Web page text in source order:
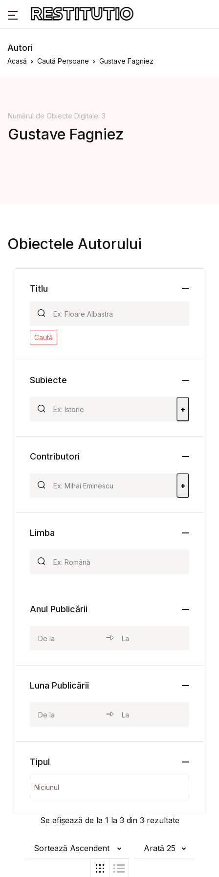
Autori
Acasă Caută Persoane Gustave Fagniez
Numărul de Obiecte Digitale: 3
Gustave Fagniez
Obiectele Autorului
Se afișează de la 1 la 3 din 3 rezultate
Sortează Ascendent Arată 25
Titlu
Caută
Subiecte
+
Contributori
+
Limba
Anul Publicării
Luna Publicării
Tipul